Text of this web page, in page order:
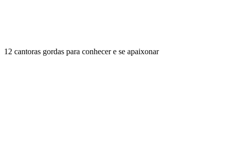
12 cantoras gordas para conhecer e se apaixonar